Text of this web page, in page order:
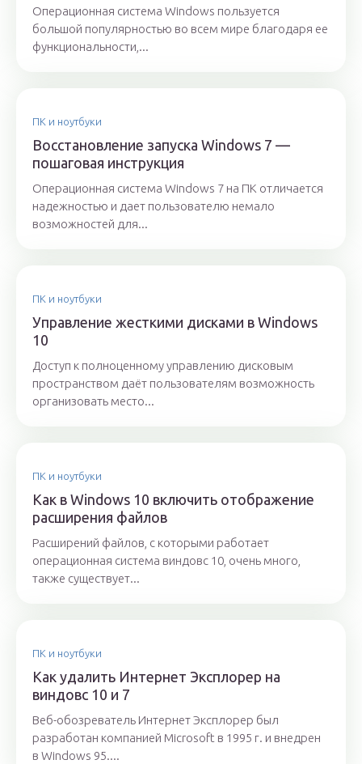
Операционная система Windows пользуется
большой популярностью во всем мире благодаря ее
функциональности,...
ПК и ноутбуки
Восстановление запуска Windows 7 —
пошаговая инструкция
Операционная система Windows 7 на ПК отличается
надежностью и дает пользователю немало
возможностей для...
ПК и ноутбуки
Управление жесткими дисками в Windows
10
Доступ к полноценному управлению дисковым
пространством даёт пользователям возможность
организовать место...
ПК и ноутбуки
Как в Windows 10 включить отображение
расширения файлов
Расширений файлов, с которыми работает
операционная система виндовс 10, очень много,
также существует...
ПК и ноутбуки
Как удалить Интернет Эксплорер на
виндовс 10 и 7
Веб-обозреватель Интернет Эксплорер был
разработан компанией Microsoft в 1995 г. и внедрен
в Windows 95....